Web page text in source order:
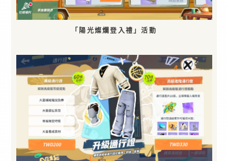
「陽光燦爛登入禮」活動